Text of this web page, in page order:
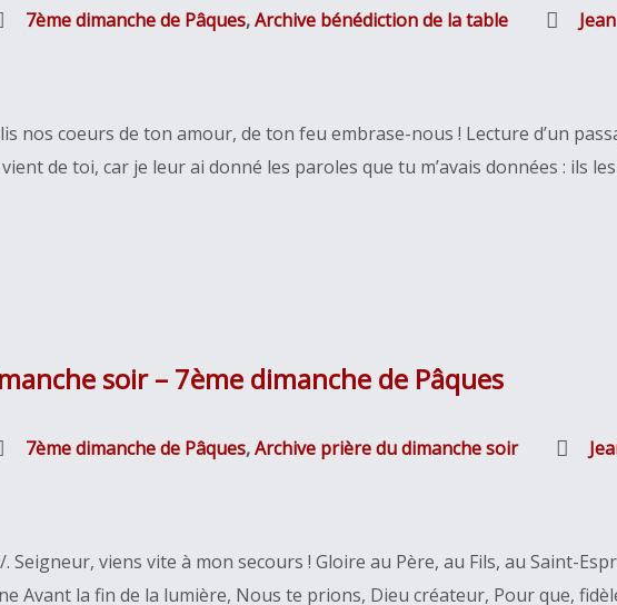
7ème dimanche de Pâques,Archive bénédiction de la table Jean
nos coeurs de ton amour, de ton feu embrase-nous ! Lecture d’un
de toi, car je leur ai donné les paroles que tu m’avais données : ils
soir – 7ème dimanche de Pâques
7ème dimanche de Pâques,Archive prière du dimanche soir
Seigneur, viens vite à mon secours ! Gloire au Père, au Fils, au Saint-
Avant la fin de la lumière, Nous te prions, Dieu créateur, Pour que,